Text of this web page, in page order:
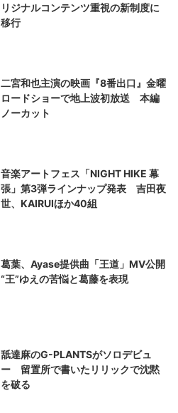
リジナルコンテンツ重視の新制度に
移行
二宮和也主演の映画『8番出口』金曜
ロードショーで地上波初放送 本編
ノーカット
音楽アートフェス「NIGHT HIKE 幕
張」第3弾ラインナップ発表 吉田夜
世、KAIRUIほか40組
葛葉、Ayase提供曲「王道」MV公開
“王”ゆえの苦悩と葛藤を表現
舐達麻のG-PLANTSがソロデビュ
ー 留置所で書いたリリックで沈黙
を破る